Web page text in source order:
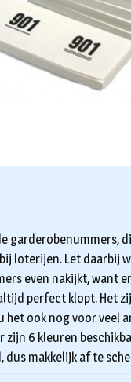
garderobenummers,
loterijen. Let daarbij
even nakijkt, want
perfect klopt. Het
het ook nog voor veel
zijn 6 kleuren
dus makkelijk af te